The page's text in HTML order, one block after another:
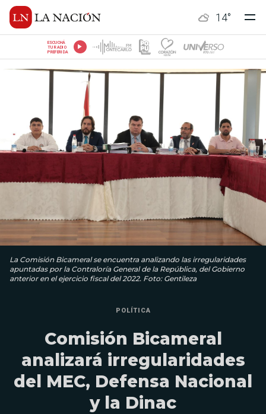
14°
ESCUCHÁ
TU RADIO
PREFERIDA
La Comisión Bicameral se encuentra analizando las irregularidades
apuntadas por la Contraloría General de la República, del Gobierno
anterior en el ejercicio fiscal del 2022. Foto: Gentileza
POLÍTICA
Comisión Bicameral
analizará irregularidades
del MEC, Defensa Nacional
y la Dinac